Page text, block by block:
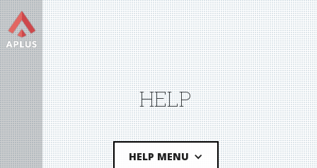
HELP
HELP MENU